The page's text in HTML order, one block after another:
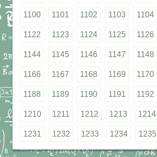
1100 1101 1102 1103 1104
1122 1123 1124 1125 1126
1144 1145 1146 1147 1148
1166 1167 1168 1169 1170
1188 1189 1190 1191 1192
1210 1211 1212 1213 1214
1231 1232 1233 1234 1235